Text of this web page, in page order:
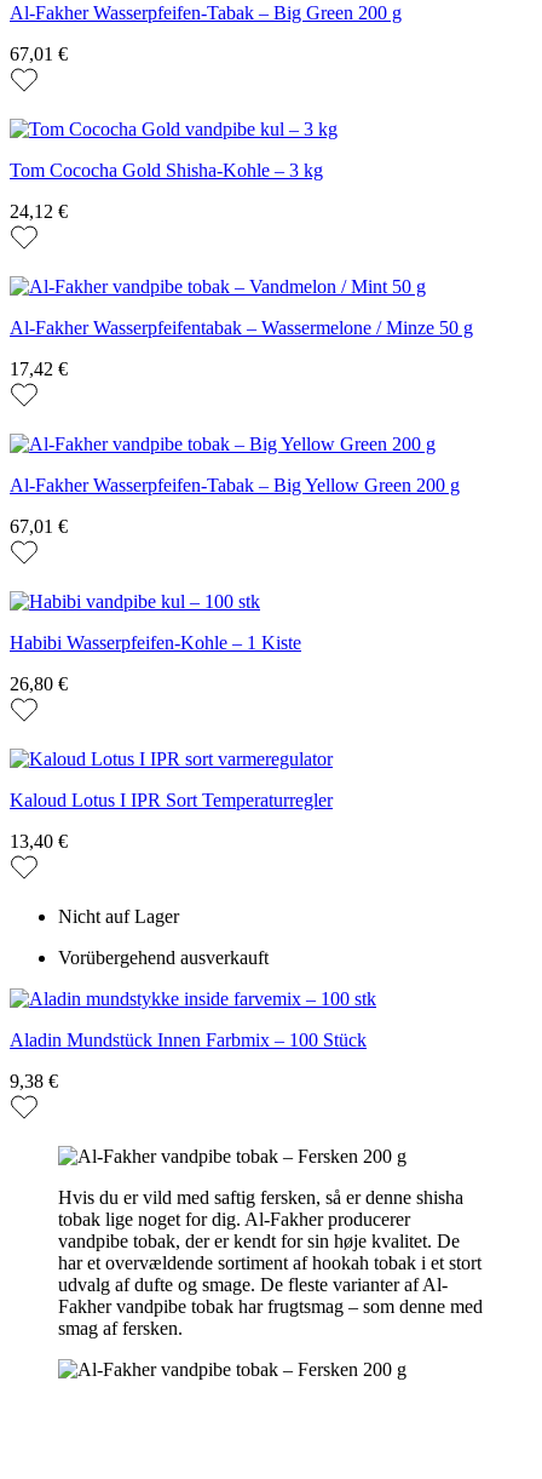
Al-Fakher Wasserpfeifen-Tabak – Big Green 200 g
67,01 €
Tom Cococha Gold Shisha-Kohle – 3 kg
24,12 €
Al-Fakher Wasserpfeifentabak – Wassermelone / Minze 50 g
17,42 €
Al-Fakher Wasserpfeifen-Tabak – Big Yellow Green 200 g
67,01 €
Habibi Wasserpfeifen-Kohle – 1 Kiste
26,80 €
Kaloud Lotus I IPR Sort Temperaturregler
13,40 €
Nicht auf Lager
Vorübergehend ausverkauft
Aladin Mundstück Innen Farbmix – 100 Stück
9,38 €
Hvis du er vild med saftig fersken, så er denne shisha
tobak lige noget for dig. Al-Fakher producerer
vandpibe tobak, der er kendt for sin høje kvalitet. De
har et overvældende sortiment af hookah tobak i et stort
udvalg af dufte og smage. De fleste varianter af Al-
Fakher vandpibe tobak har frugtsmag – som denne med
smag af fersken.